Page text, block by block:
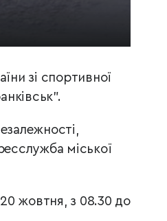
зі спортивної
міської
жовтня, з 08.30 до